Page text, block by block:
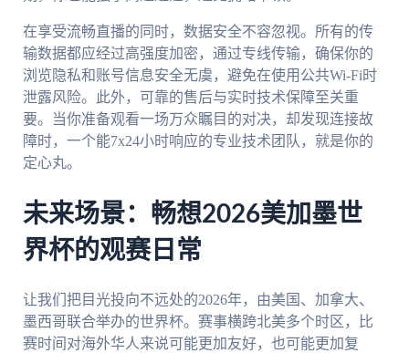
在享受流畅直播的同时，数据安全不容忽视。所有的传
输数据都应经过高强度加密，通过专线传输，确保你的
浏览隐私和账号信息安全无虞，避免在使用公共Wi-Fi时
泄露风险。此外，可靠的售后与实时技术保障至关重
要。当你准备观看一场万众瞩目的对决，却发现连接故
障时，一个能7x24小时响应的专业技术团队，就是你的
定心丸。
未来场景：畅想2026美加墨世
界杯的观赛日常
让我们把目光投向不远处的2026年，由美国、加拿大、
墨西哥联合举办的世界杯。赛事横跨北美多个时区，比
赛时间对海外华人来说可能更加友好，也可能更加复